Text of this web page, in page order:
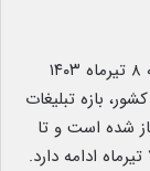
انتخابات ریاست‌جمهوری دوره چهاردهم، روز جمعه ۸ تیرماه ۱۴۰۳
بازه تبلیغات
از ۲۰ خرداد آغاز شده است و تا